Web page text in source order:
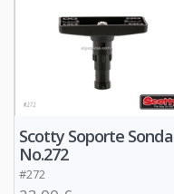
Scotty Soporte Sonda
No.272
#272